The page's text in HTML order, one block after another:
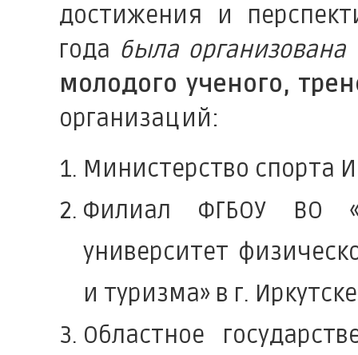
достижения и
года была организована
молодого ученого,
организаций:
Министерство спорта
Филиал ФГБОУ ВО
университет
и туризма» в г. Иркутске
Областное